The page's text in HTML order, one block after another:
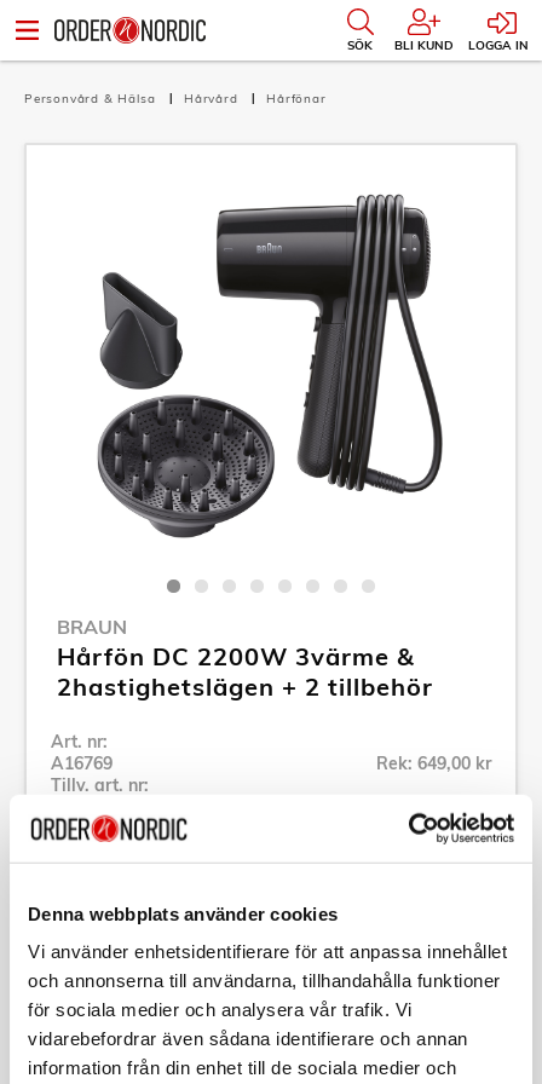
Denna webbplats använder cookies
Vi använder enhetsidentifierare för att anpassa innehållet
och annonserna till användarna, tillhandahålla funktioner
för sociala medier och analysera vår trafik. Vi
vidarebefordrar även sådana identifierare och annan
information från din enhet till de sociala medier och
SÖK BLI KUND LOGGA IN
Personvård & Hälsa Hårvård Hårfönar
BRAUN
Hårfön DC 2200W 3värme &
2hastighetslägen + 2 tillbehör
Art. nr:
A16769
Tillv. art. nr:
Rek: 649,00 kr
Se alla produkter inom Braun
Beskrivning
Art. nr:A16769